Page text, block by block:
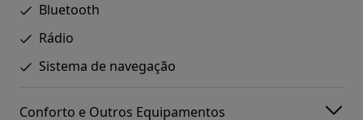
Bluetooth
Rádio
Sistema de navegação
Conforto e Outros Equipamentos